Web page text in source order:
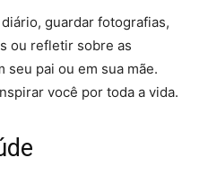
guardar fotografias,
ou refletir sobre as
seu pai ou em sua mãe.
você por toda a vida.